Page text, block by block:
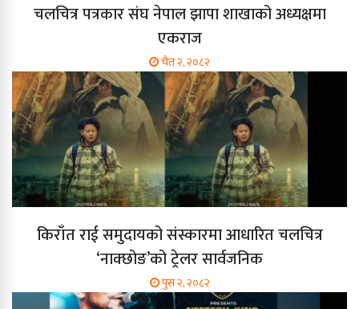
चलचित्र पत्रकार संघ नेपाल झापा शाखाको अध्यक्षमा
एकराज
चैत २, २०८२
किराँत राई समुदायको संस्कारमा आधारित चलचित्र
‘नाक्छोङ’को ट्रेलर सार्वजनिक
पुस २, २०८२